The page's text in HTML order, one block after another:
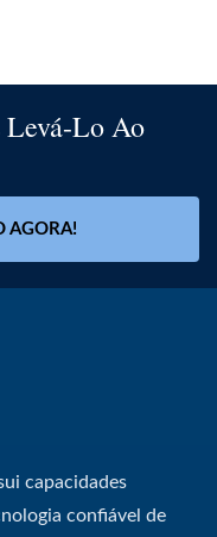
Levá-Lo Ao
AGORA!
capacidades
confiável de